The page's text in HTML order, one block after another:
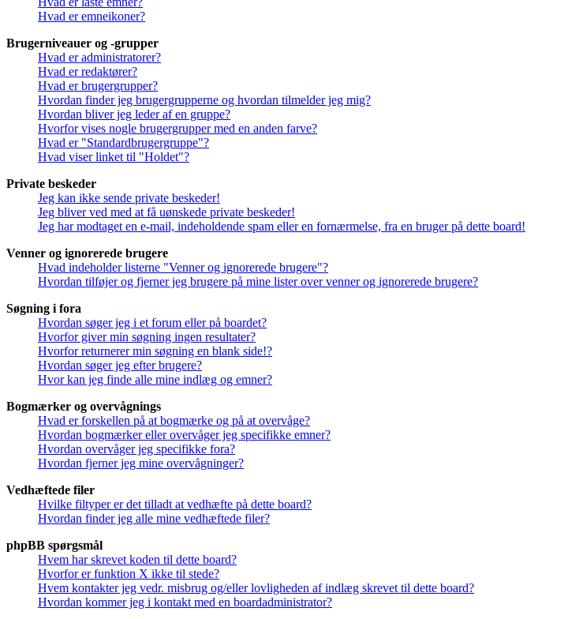
Hvad er emneikoner?
Brugerniveauer og -grupper
Hvad er administratorer?
Hvad er redaktører?
Hvad er brugergrupper?
Hvordan finder jeg brugergrupperne og hvordan tilmelder jeg mig?
Hvordan bliver jeg leder af en gruppe?
Hvorfor vises nogle brugergrupper med en anden farve?
Hvad er "Standardbrugergruppe"?
Hvad viser linket til "Holdet"?
Private beskeder
Jeg kan ikke sende private beskeder!
Jeg bliver ved med at få uønskede private beskeder!
Jeg har modtaget en e-mail, indeholdende spam eller en fornærmelse, fra en bruger på dette board!
Venner og ignorerede brugere
Hvad indeholder listerne "Venner og ignorerede brugere"?
Hvordan tilføjer og fjerner jeg brugere på mine lister over venner og ignorerede brugere?
Søgning i fora
Hvordan søger jeg i et forum eller på boardet?
Hvorfor giver min søgning ingen resultater?
Hvorfor returnerer min søgning en blank side!?
Hvordan søger jeg efter brugere?
Hvor kan jeg finde alle mine indlæg og emner?
Bogmærker og overvågnings
Hvad er forskellen på at bogmærke og på at overvåge?
Hvordan bogmærker eller overvåger jeg specifikke emner?
Hvordan overvåger jeg specifikke fora?
Hvordan fjerner jeg mine overvågninger?
Vedhæftede filer
Hvilke filtyper er det tilladt at vedhæfte på dette board?
Hvordan finder jeg alle mine vedhæftede filer?
phpBB spørgsmål
Hvem har skrevet koden til dette board?
Hvorfor er funktion X ikke til stede?
Hvem kontakter jeg vedr. misbrug og/eller lovligheden af indlæg skrevet til dette board?
Hvordan kommer jeg i kontakt med en boardadministrator?